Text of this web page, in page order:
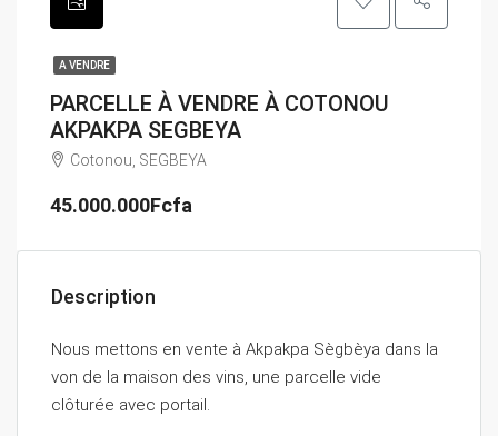
A VENDRE
PARCELLE À VENDRE À COTONOU
AKPAKPA SEGBEYA
Cotonou, SEGBEYA
45.000.000Fcfa
Description
Nous mettons en vente à Akpakpa Sègbèya dans la
von de la maison des vins, une parcelle vide
clôturée avec portail.